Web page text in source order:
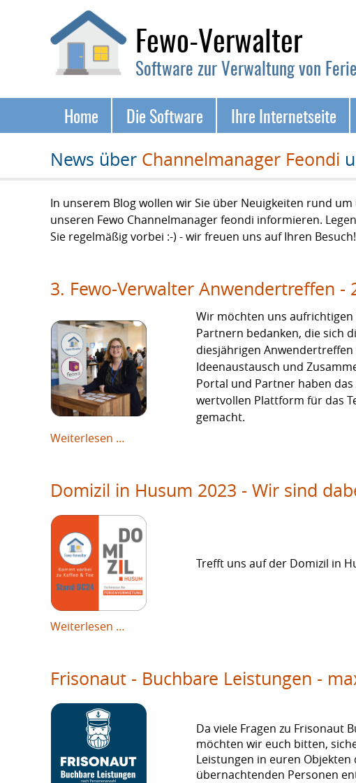
Fewo-Verwalter
Software zur Verwaltung von
überspringenHome Die Software Ihre Internetseite
News über Channelmanager Feondi
In unserem Blog wollen wir Sie über Neuigkeiten rund
unseren Fewo Channelmanager feondi informieren.
Sie regelmäßig vorbei :-) - wir freuen uns auf Ihren Besuch!
3. Fewo-Verwalter Anwendertreffen -
Wir möchten uns
Partnern bedanken, die sich
diesjährigen
Ideenaustausch und
Portal und Partner haben
wertvollen Plattform für das
gemacht.
Weiterlesen …
Anwendertreffen
29.11.-
30.11.2023
Domizil in Husum 2023 - Wir sind
Trefft uns auf der Domizil in
Weiterlesen …
2023
Wir
Frisonaut - Buchbare Leistungen -
Da viele Fragen zu Frisonaut
möchten wir euch bitten,
Leistungen in euren
übernachtenden Personen